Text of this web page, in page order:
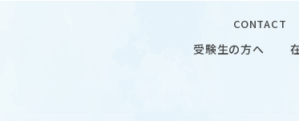
CONTACT
受験生の方へ